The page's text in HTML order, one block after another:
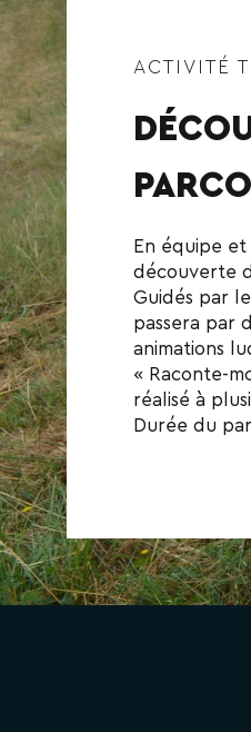
ACTIVITÉ
En équipe
découverte
Guidés par
passera par
animations
« Raconte-
réalisé à
Durée du